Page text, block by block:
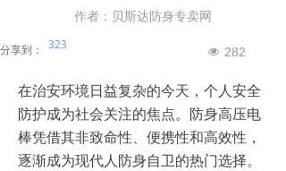
在治安环境日益复杂的今天，个人安全
防护成为社会关注的焦点。防身高压电
棒凭借其非致命性、便携性和高效性，
逐渐成为现代人防身自卫的热门选择。
넶 282
分享到： 323
作者：贝斯达防身专卖网